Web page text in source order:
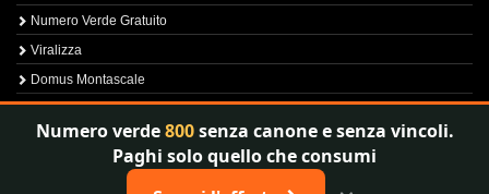
Numero Verde Gratuito
Viralizza
Domus Montascale
Sprint800
Verfica Numero Verde
Numero verde800senza canone e senza vincoli.
Paghi solo quello che consumi